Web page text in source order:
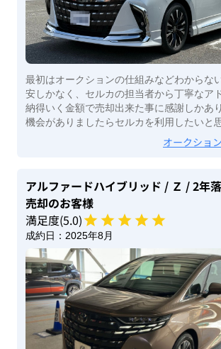
最初はオークションの仕組みなどわからな
安しかなく、セルカの担当者から丁寧なア
納得いく金額で売却出来た事に感謝しかあ
機会がありましたらセルカを利用したいと
オークショ
アルファードハイブリッド / Ｚ / 2年
売却のお客様
満足度(5.0)
成約日： 2025年8月